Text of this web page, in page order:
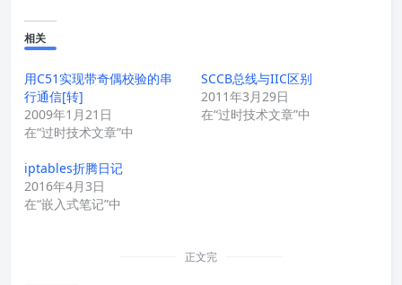
相关
用C51实现带奇偶校验的串
行通信[转]
2009年1月21日
在“过时技术文章”中
SCCB总线与IIC区别
2011年3月29日
在“过时技术文章”中
iptables折腾日记
2016年4月3日
在“嵌入式笔记”中
正文完